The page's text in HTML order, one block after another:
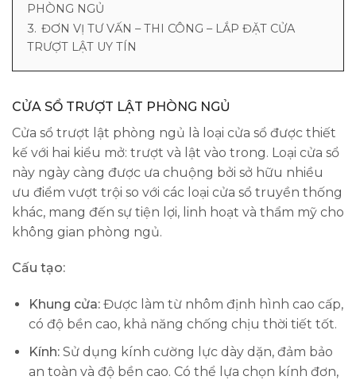
PHÒNG NGỦ
3. ĐƠN VỊ TƯ VẤN – THI CÔNG – LẮP ĐẶT CỬA
TRƯỢT LẬT UY TÍN
CỬA SỔ TRƯỢT LẬT PHÒNG NGỦ
Cửa sổ trượt lật phòng ngủ là loại cửa sổ được thiết
kế với hai kiểu mở: trượt và lật vào trong. Loại cửa sổ
này ngày càng được ưa chuộng bởi sở hữu nhiều
ưu điểm vượt trội so với các loại cửa sổ truyền thống
khác, mang đến sự tiện lợi, linh hoạt và thẩm mỹ cho
không gian phòng ngủ.
Cấu tạo:
Khung cửa:Được làm từ nhôm định hình cao cấp,
có độ bền cao, khả năng chống chịu thời tiết tốt.
Kính:Sử dụng kính cường lực dày dặn, đảm bảo
an toàn và độ bền cao. Có thể lựa chọn kính đơn,